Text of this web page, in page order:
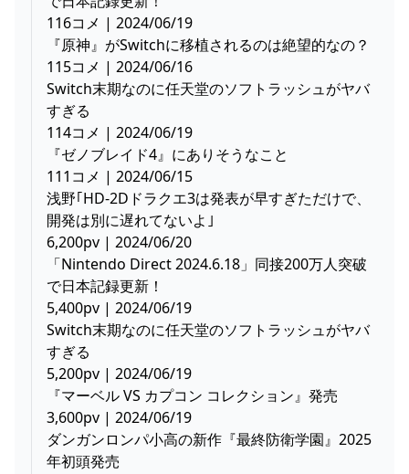
116コメ | 2024/06/19
『原神』がSwitchに移植されるのは絶望的なの？
115コメ | 2024/06/16
Switch末期なのに任天堂のソフトラッシュがヤバ
すぎる
114コメ | 2024/06/19
『ゼノブレイド4』にありそうなこと
111コメ | 2024/06/15
浅野｢HD-2Dドラクエ3は発表が早すぎただけで、
開発は別に遅れてないよ｣
6,200pv | 2024/06/20
「Nintendo Direct 2024.6.18」同接200万人突破
で日本記録更新！
5,400pv | 2024/06/19
Switch末期なのに任天堂のソフトラッシュがヤバ
すぎる
5,200pv | 2024/06/19
『マーベル VS カプコン コレクション』発売
3,600pv | 2024/06/19
ダンガンロンパ小高の新作『最終防衛学園』2025
年初頭発売